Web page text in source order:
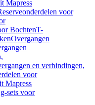
Mapress
voor
BochtenT-
Overgangen
en verbindingen,
voor
Mapress
sets voor